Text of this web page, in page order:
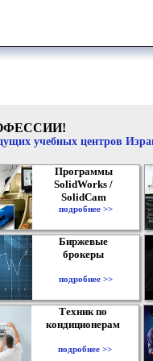
учебных центров
Программы
SolidWorks /
SolidCam
подробнее >>
Биржевые
брокеры
подробнее >>
Техник по
кондиционерам
подробнее >>